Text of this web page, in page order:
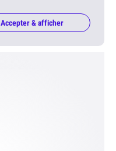
Accepter & afficher